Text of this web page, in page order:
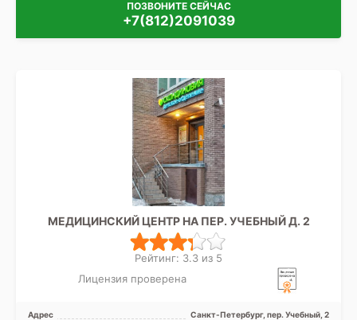
ПОЗВОНИТЕ СЕЙЧАС
+7(812)2091039
МЕДИЦИНСКИЙ ЦЕНТР НА ПЕР. УЧЕБНЫЙ Д. 2
Рейтинг: 3.3 из 5
Лицензия проверена
Адрес
Санкт-Петербург, пер. Учебный, 2